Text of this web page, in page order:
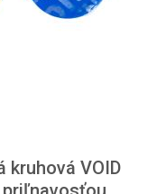
kruhová VOID